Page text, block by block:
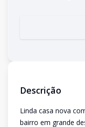
Descrição
Linda casa nova
bairro em grande